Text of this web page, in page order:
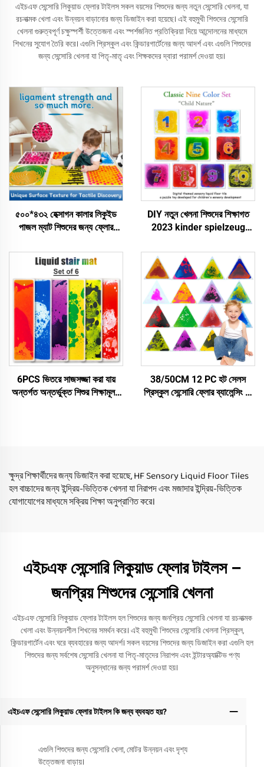
এইচএফ সেন্সোরি লিকুয়াড ফ্লোর টাইলস সকল বয়সের শিশুদের জন্য নতুন সেন্সোরি খেলনা, যা
রচনাত্মক খেলা এবং উন্নয়ন বাড়ানোর জন্য ডিজাইন করা হয়েছে। এই বহুমুখী শিশুদের সেন্সোরি
খেলনা গুরুত্বপূর্ণ চক্ষুস্পর্শী উত্তেজনা এবং স্পর্শজনিত প্রতিক্রিয়া দিয়ে আন্দোলনের মাধ্যমে
শিখনের সুযোগ তৈরি করে। এগুলি প্রিস্কুল এবং কিন্ডারগার্টেনের জন্য আদর্শ এবং এগুলি শিশুদের
জন্য সেন্সোরি খেলনা যা পিতৃ-মাতৃ এবং শিক্ষকদের দ্বারা পরামর্শ দেওয়া হয়।
৫০০*৪৩২ হেক্সাগন কালার লিকুইড
পাজল ম্যাট শিশুদের জন্য ফ্লোর
সেনসরি খেলনা ম্যাট
DIY নতুন খেলনা শিশুদের শিক্ষাগত
2023 kinder spielzeug
6PCS ভিতরে সাজসজ্জা করা যায়
অন্তর্গত অন্তর্ভুক্ত শিশুর শিক্ষামূলক
38/50CM 12 PC হট সেলস
প্রিস্কুল সেন্সোরি ফ্লোর ব্যালেন্সিং টয়
ক্ষুদ্র শিক্ষার্থীদের জন্য ডিজাইন করা হয়েছে, HF Sensory Liquid Floor Tiles
হল বাচ্চাদের জন্য ইন্দ্রিয়-ভিত্তিক খেলনা যা নিরাপদ এবং মজাদার ইন্দ্রিয়-ভিত্তিক
যোগাযোগের মাধ্যমে সক্রিয় শিক্ষা অনুপ্রাণিত করে।
এইচএফ সেন্সোরি লিকুয়াড ফ্লোর টাইলস –
জনপ্রিয় শিশুদের সেন্সোরি খেলনা
এইচএফ সেন্সোরি লিকুয়াড ফ্লোর টাইলস হল শিশুদের জন্য জনপ্রিয় সেন্সোরি খেলনা যা রচনাত্মক
খেলা এবং উন্নয়নশীল শিখনের সমর্থন করে। এই বহুমুখী শিশুদের সেন্সোরি খেলনা প্রিস্কুল,
কিন্ডারগার্টেন এবং ঘরে ব্যবহারের জন্য আদর্শ। সকল বয়সের শিশুদের জন্য ডিজাইন করা এগুলি হল
শিশুদের জন্য সর্বশেষ সেন্সোরি খেলনা যা পিতৃ-মাতৃদের নিরাপদ এবং ইন্টারঅ্যাক্টিভ পণ্য
অনুসন্ধানের জন্য পরামর্শ দেওয়া হয়।
এইচএফ সেন্সোরি লিকুয়াড ফ্লোর টাইলস কি জন্য ব্যবহৃত হয়?
এগুলি শিশুদের জন্য সেন্সোরি খেলা, মোটর উন্নয়ন এবং দৃশ্য
উত্তেজনা বাড়ায়।